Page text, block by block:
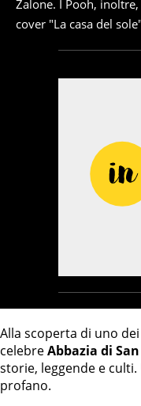
Zalone. I Pooh,
cover "La casa del
Alla scoperta di uno
celebreAbbazia di
storie, leggende e
profano.